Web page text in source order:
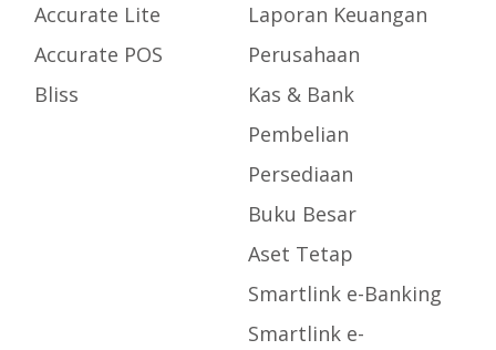
Accurate Lite
Accurate POS
Bliss
Laporan Keuangan
Perusahaan
Kas & Bank
Pembelian
Persediaan
Buku Besar
Aset Tetap
Smartlink e-Banking
Smartlink e-